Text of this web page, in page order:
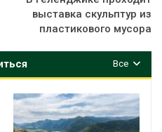
выставка скульптур из
пластикового мусора
Все